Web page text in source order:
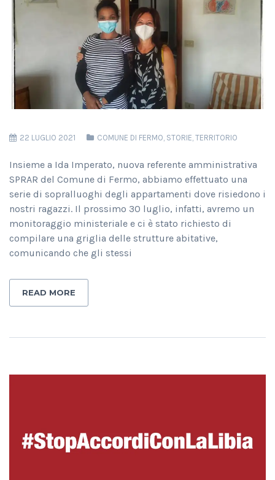
22 LUGLIO 2021 COMUNE DI FERMO, STORIE, TERRITORIO
Insieme a Ida Imperato, nuova referente amministrativa
SPRAR del Comune di Fermo, abbiamo effettuato una
serie di sopralluoghi degli appartamenti dove risiedono i
nostri ragazzi. Il prossimo 30 luglio, infatti, avremo un
monitoraggio ministeriale e ci è stato richiesto di
compilare una griglia delle strutture abitative,
comunicando che gli stessi
READ MORE